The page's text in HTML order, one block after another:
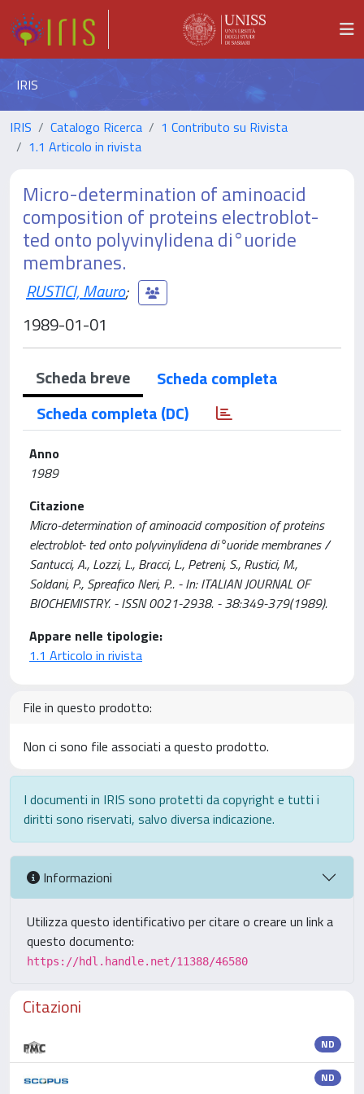
IRIS
IRIS Catalogo Ricerca
1 Contributo su Rivista
1.1 Articolo in rivista
Micro-determination of aminoacid
composition of proteins electroblot-
ted onto polyvinylidena di°uoride
membranes.
RUSTICI, Mauro;
1989-01-01
Scheda breve
Scheda completa
Scheda completa (DC)
Anno
1989
Citazione
Micro-determination of aminoacid composition of proteins
electroblot- ted onto polyvinylidena di°uoride membranes /
Santucci, A., Lozzi, L., Bracci, L., Petreni, S., Rustici, M.,
Soldani, P., Spreafico Neri, P.. - In: ITALIAN JOURNAL OF
BIOCHEMISTRY. - ISSN 0021-2938. - 38:349-379(1989).
Appare nelle tipologie:
1.1 Articolo in rivista
File in questo prodotto:
Non ci sono file associati a questo prodotto.
I documenti in IRIS sono protetti da copyright e tutti i
diritti sono riservati, salvo diversa indicazione.
Informazioni
Utilizza questo identificativo per citare o creare un link a
questo documento:
https://hdl.handle.net/11388/46580
Citazioni
ND
ND